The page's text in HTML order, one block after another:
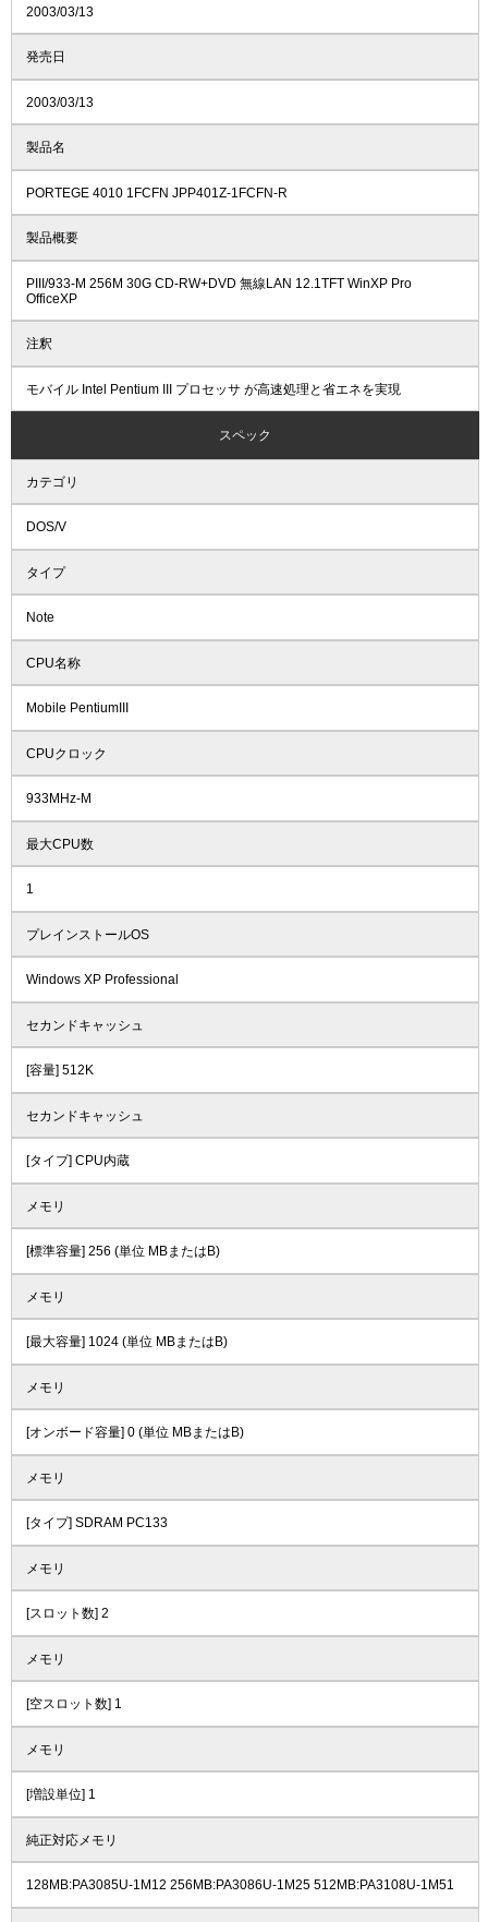
2003/03/13
発売日
2003/03/13
製品名
PORTEGE 4010 1FCFN JPP401Z-1FCFN-R
製品概要
PIII/933-M 256M 30G CD-RW+DVD 無線LAN 12.1TFT WinXP Pro
OfficeXP
注釈
モバイル Intel Pentium III プロセッサ が高速処理と省エネを実現
スペック
カテゴリ
DOS/V
タイプ
Note
CPU名称
Mobile PentiumIII
CPUクロック
933MHz-M
最大CPU数
1
プレインストールOS
Windows XP Professional
セカンドキャッシュ
[容量] 512K
セカンドキャッシュ
[タイプ] CPU内蔵
メモリ
[標準容量] 256 (単位 MBまたはB)
メモリ
[最大容量] 1024 (単位 MBまたはB)
メモリ
[オンボード容量] 0 (単位 MBまたはB)
メモリ
[タイプ] SDRAM PC133
メモリ
[スロット数] 2
メモリ
[空スロット数] 1
メモリ
[増設単位] 1
純正対応メモリ
128MB:PA3085U-1M12 256MB:PA3086U-1M25 512MB:PA3108U-1M51